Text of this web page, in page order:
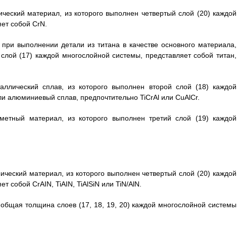
материал, из которого выполнен четвертый слой (20) каждой
собой CrN.
выполнении детали из титана в качестве основного материала,
(17) каждой многослойной системы, представляет собой титан,
сплав, из которого выполнен второй слой (18) каждой
алюминиевый сплав, предпочтительно TiCrAl или CuAlCr.
материал, из которого выполнен третий слой (19) каждой
материал, из которого выполнен четвертый слой (20) каждой
собой CrAIN, TiAIN, TiAlSiN или TiN/AlN.
толщина слоев (17, 18, 19, 20) каждой многослойной системы